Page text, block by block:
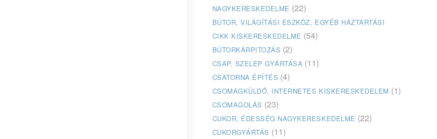
NAGYKERESKEDELME (22)
BÚTOR, VILÁGÍTÁSI ESZKÖZ, EGYÉB HÁZTARTÁSI
CIKK KISKERESKEDELME (54)
BÚTORKÁRPITOZÁS (2)
CSAP, SZELEP GYÁRTÁSA (11)
CSATORNA ÉPÍTÉS (4)
CSOMAGKÜLDŐ, INTERNETES KISKERESKEDELEM (1)
CSOMAGOLÁS (23)
CUKOR, ÉDESSÉG NAGYKERESKEDELME (22)
CUKORGYÁRTÁS (11)